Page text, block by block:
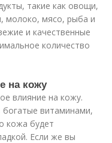
такие как овощи,
молоко, мясо, рыба и
и качественные
количество
на кожу
влияние на кожу.
богатые витаминами,
кожа будет
Если же вы